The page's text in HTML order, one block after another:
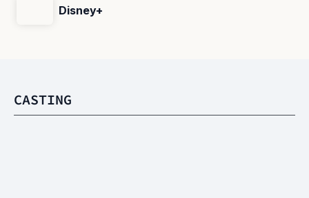
Disney+
CASTING